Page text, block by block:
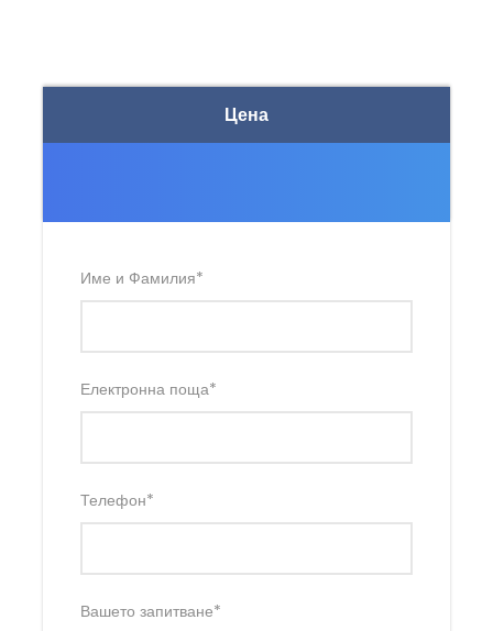
Цена
Име и Фамилия*
Електронна поща*
Телефон*
Вашето запитване*